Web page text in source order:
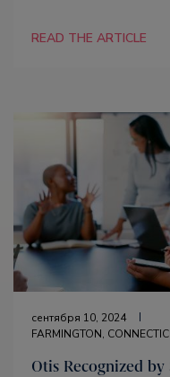
READ THE ARTICLE
сентября 10, 2024
FARMINGTON,
Otis Recognized